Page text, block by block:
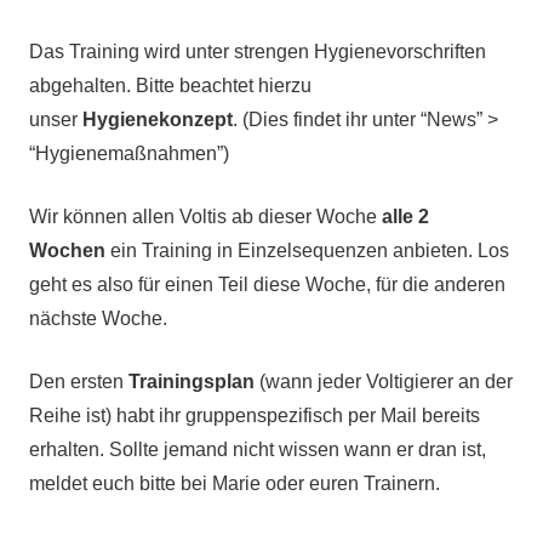
Team
Das Training wird unter strengen Hygienevorschriften
abgehalten. Bitte beachtet hierzu
unser Hygienekonzept. (Dies findet ihr unter “News” >
“Hygienemaßnahmen”)
Wir können allen Voltis ab dieser Woche alle 2
Wochen ein Training in Einzelsequenzen anbieten. Los
geht es also für einen Teil diese Woche, für die anderen
nächste Woche.
Den ersten Trainingsplan (wann jeder Voltigierer an der
Reihe ist) habt ihr gruppenspezifisch per Mail bereits
erhalten. Sollte jemand nicht wissen wann er dran ist,
meldet euch bitte bei Marie oder euren Trainern.